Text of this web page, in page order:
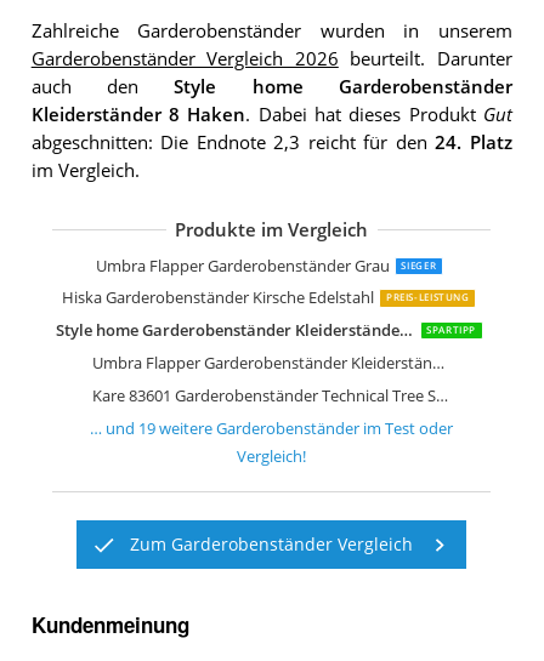
Zahlreiche Garderobenständer wurden in unserem
Garderobenständer Vergleich 2026 beurteilt. Darunter
auch denStyle home Garderobenständer
Kleiderständer 8 Haken. Dabei hat dieses Produkt Gut
abgeschnitten: Die Endnote 2,3 reicht für den24. Platz
im Vergleich.
Produkte im Vergleich
Umbra Flapper Garderobenständer Grau SIEGER
Hiska Garderobenständer Kirsche Edelstahl PREIS-LEISTUNG
Style home Garderobenständer Kleiderständer 8 Haken SPARTIPP
Umbra Flapper Garderobenständer Kleiderständer
Kare 83601 Garderobenständer Technical Tree Schwarz
SAM Garderobe Hakon aus Teakholz
SAM Garderobe Zalacca aus Teakholz
SAM Kleiderständer Tyke aus
Haku Möbel Garderobenständer
Haku-Möbel Haku Möbel
Paperflow Moderner
Jan Kurtz 494303 Kleiderständer
Jan Kurtz London Kleiderständer
Jan Kurtz Tree Kleiderständer
… und 19weitereGarderobenständer im Test oder
Vergleich!
Zum Garderobenständer Vergleich
Kundenmeinung